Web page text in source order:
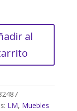
al
LM, Muebles